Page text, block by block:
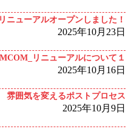
ニューアルオープンしました！
2025年10月23日
リニューアルについて１
2025年10月16日
雰囲気を変えるポストプロセス
2025年10月9日